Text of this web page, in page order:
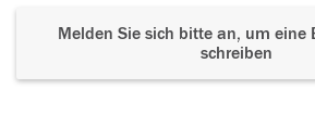
Melden Sie sich bitte an, um eine
schreiben